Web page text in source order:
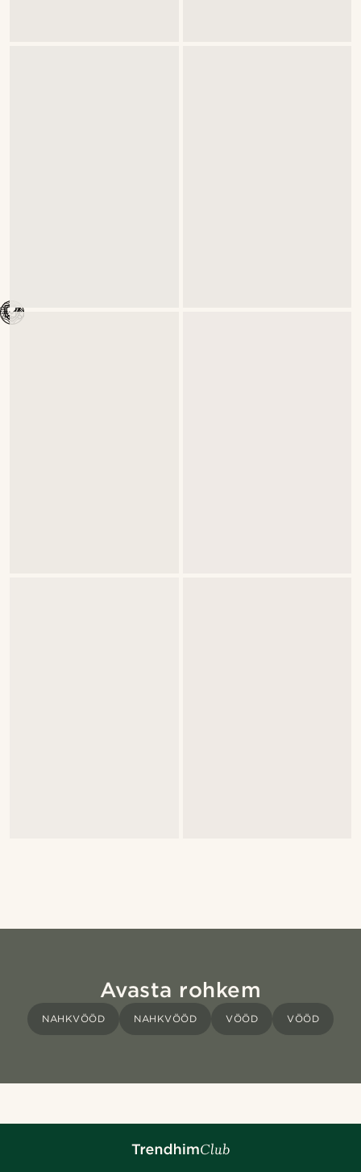
Avasta rohkem
NAHKVÖÖD NAHKVÖÖD VÖÖD VÖÖD